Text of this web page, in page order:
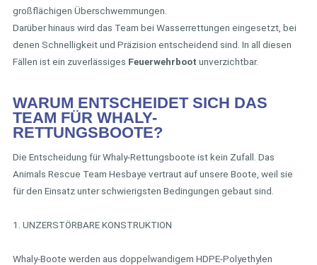
großflächigen Überschwemmungen.
Darüber hinaus wird das Team bei Wasserrettungen eingesetzt, bei
denen Schnelligkeit und Präzision entscheidend sind. In all diesen
Fällen ist ein zuverlässiges Feuerwehrboot unverzichtbar.
WARUM ENTSCHEIDET SICH DAS
TEAM FÜR WHALY-
RETTUNGSBOOTE?
Die Entscheidung für Whaly-Rettungsboote ist kein Zufall. Das
Animals Rescue Team Hesbaye vertraut auf unsere Boote, weil sie
für den Einsatz unter schwierigsten Bedingungen gebaut sind.
1. UNZERSTÖRBARE KONSTRUKTION
Whaly-Boote werden aus doppelwandigem HDPE-Polyethylen